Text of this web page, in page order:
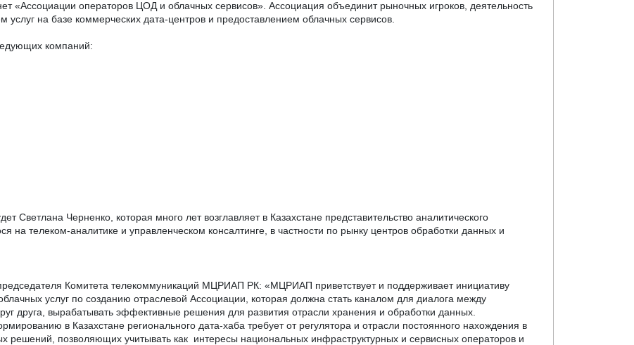
«Ассоциации операторов ЦОД и облачных сервисов». Ассоциация объединит рыночных игроков, деятельность
услуг на базе коммерческих дата-центров и предоставлением облачных сервисов.
компаний:
Светлана Черненко, которая много лет возглавляет в Казахстане представительство аналитического
на телеком-аналитике и управленческом консалтинге, в частности по рынку центров обработки данных и
Комитета телекоммуникаций МЦРИАП РК: «МЦРИАП приветствует и поддерживает инициативу
услуг по созданию отраслевой Ассоциации, которая должна стать каналом для диалога между
друга, вырабатывать эффективные решения для развития отрасли хранения и обработки данных.
в Казахстане регионального дата-хаба требует от регулятора и отрасли постоянного нахождения в
решений, позволяющих учитывать как интересы национальных инфраструктурных и сервисных операторов и